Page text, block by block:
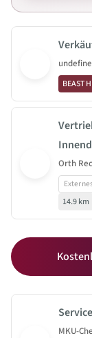
BEAST
Orth
14.9 km
MKU-